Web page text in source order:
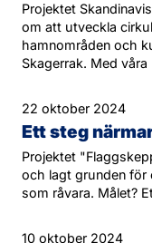
Projektet
om att utveckla
hamnområden och
Skagerrak. Med
22 oktober 2024
Ett steg
Projektet
och lagt grunden för
som råvara. Målet?
10 oktober 2024